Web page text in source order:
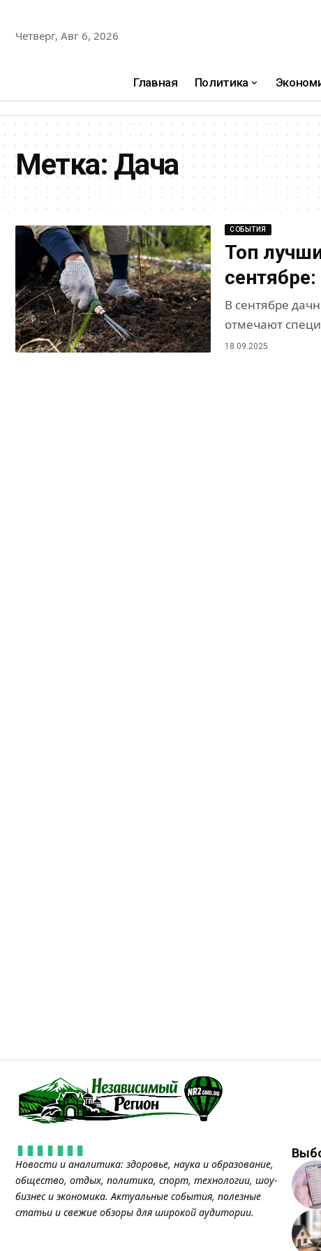
Четверг, Авг 6, 2026
Главная Политика
Метка:Дача
СОБЫТИЯ
Топ
В сентябре
отмечают
18.09.2025
Новости и аналитика: здоровье, наука и образование,
общество, отдых, политика, спорт, технологии, шоу-
бизнес и экономика. Актуальные события, полезные
статьи и свежие обзоры для широкой аудитории.